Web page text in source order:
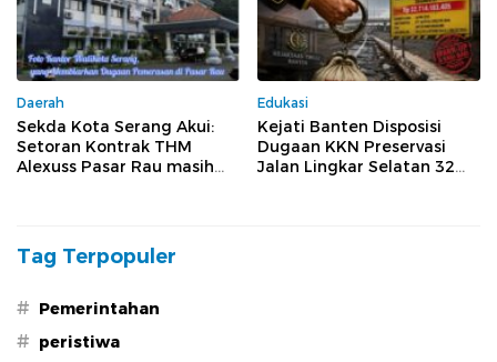
Daerah
Sekda Kota Serang Akui:
Setoran Kontrak THM
Alexuss Pasar Rau masih
Edukasi
Kejati Banten Disposisi
Dugaan KKN Preservasi
Jalan Lingkar Selatan 32
Tag Terpopuler
# Pemerintahan
# peristiwa